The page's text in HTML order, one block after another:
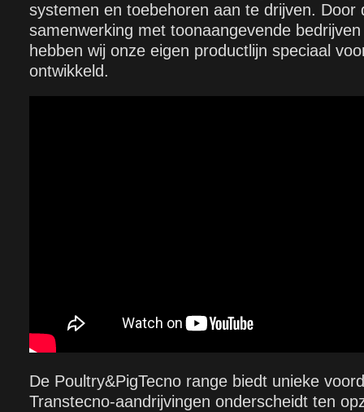
systemen en toebehoren aan te drijven. Door
samenwerking met toonaangevende
hebben wij onze eigen productlijn speciaal
ontwikkeld.
De Poultry&PigTecno range biedt unieke
Transtecno-aandrijvingen onderscheidt ten